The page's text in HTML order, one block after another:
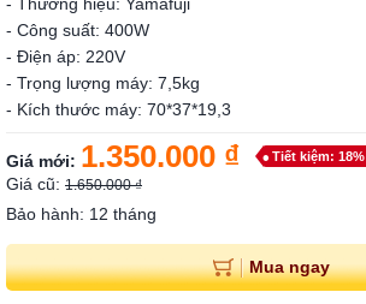
- Công suất: 400W
- Điện áp: 220V
- Trọng lượng máy: 7,5kg
- Kích thước máy: 70*37*19,3
Giá mới: 1.350.000 ₫ Tiết kiệm: 18%
Giá cũ: 1.650.000 ₫
Bảo hành: 12 tháng
Mua ngay